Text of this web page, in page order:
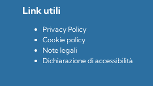
Link utili
Privacy Policy
Cookie policy
Note legali
Dichiarazione di accessibilità